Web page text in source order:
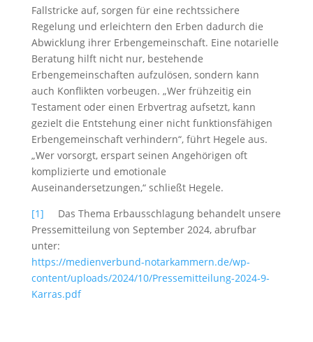
Fallstricke auf, sorgen für eine rechtssichere
Regelung und erleichtern den Erben dadurch die
Abwicklung ihrer Erbengemeinschaft. Eine notarielle
Beratung hilft nicht nur, bestehende
Erbengemeinschaften aufzulösen, sondern kann
auch Konflikten vorbeugen. „Wer frühzeitig ein
Testament oder einen Erbvertrag aufsetzt, kann
gezielt die Entstehung einer nicht funktionsfähigen
Erbengemeinschaft verhindern“, führt Hegele aus.
„Wer vorsorgt, erspart seinen Angehörigen oft
komplizierte und emotionale
Auseinandersetzungen,“ schließt Hegele.
[1] Das Thema Erbausschlagung behandelt unsere
Pressemitteilung von September 2024, abrufbar
unter:
https://medienverbund-notarkammern.de/wp-
content/uploads/2024/10/Pressemitteilung-2024-9-
Karras.pdf